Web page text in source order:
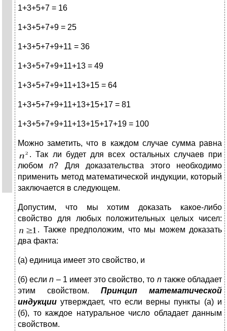
1+3+5+7 = 16
1+3+5+7+9 = 25
1+3+5+7+9+11 = 36
1+3+5+7+9+11+13 = 49
1+3+5+7+9+11+13+15 = 64
1+3+5+7+9+11+13+15+17 = 81
1+3+5+7+9+11+13+15+17+19 = 100
Можно заметить, что в каждом случае сумма равна
. Так ли будет для всех остальных случаев при
любомn? Для доказательства этого необходимо
применить метод математической индукции, который
заключается в следующем.
Допустим, что мы хотим доказать какое-либо
свойство для любых положительных целых чисел:
. Также предположим, что мы можем доказать
два факта:
(а) единица имеет это свойство, и
(б) еслиn – 1 имеет это свойство, то nтакже обладает
этим свойством. Принцип математической
индукции утверждает, что если верны пункты (а) и
(б), то каждое натуральное число обладает данным
свойством.